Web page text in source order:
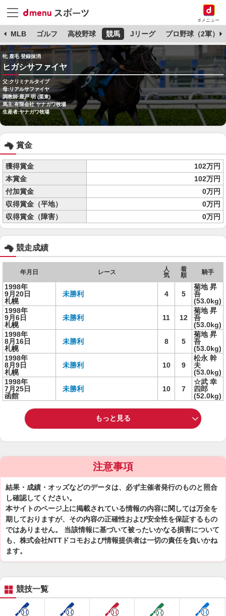
dメニュー
MLB ゴルフ 高校野球 競馬 Jリーグ プロ野球（2軍）
牝 鹿毛 登録抹消
ヒガシサファイヤ
父:クリミナルタイプ
母:リアルサファイヤ
調教師:鹿戸 明 (栗東)
馬主:有限会社 ヤナガワ牧場
生産者:ヤナガワ牧場
賞金
獲得賞金
102万円
本賞金
102万円
付加賞金
0万円
収得賞金（平地）
0万円
収得賞金（障害）
0万円
競走成績
年月日 レース
人
気
着
順
騎手
1998年
9月20日
札幌
未勝利 4 5
菊地 昇
吾
(53.0kg)
1998年
9月6日
札幌
未勝利 11 12
菊地 昇
吾
(53.0kg)
1998年
8月16日
札幌
未勝利 8 5
菊地 昇
吾
(53.0kg)
1998年
8月9日
札幌
未勝利 10 9
松永 幹
夫
(53.0kg)
1998年
7月25日
函館
未勝利 10 7
☆武 幸
四郎
(52.0kg)
もっと見る
注意事項
結果・成績・オッズなどのデータは、必ず主催者発行のものと照合
し確認してください。
本サイトのページ上に掲載されている情報の内容に関しては万全を
期しておりますが、その内容の正確性および安全性を保証するもの
ではありません。 当該情報に基づいて被ったいかなる損害について
も、株式会社NTTドコモおよび情報提供者は一切の責任を負いかね
ます。
競技一覧